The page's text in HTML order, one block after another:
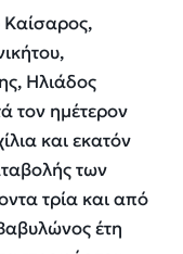
Καίσαρος,
Ηλιάδος
τον ημέτερον
και εκατόν
των
τρία και από
έτη